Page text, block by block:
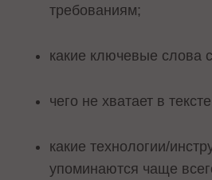
требованиям;
какие ключевые слова
чего не хватает в
какие технологии/
упоминаются чаще